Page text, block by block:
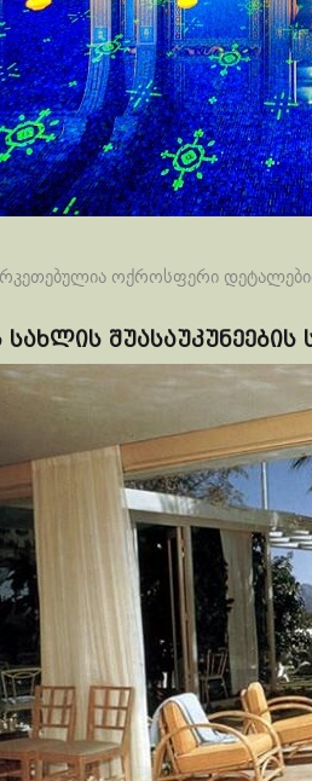
ოქროსფერი
შუასაუკუნეების